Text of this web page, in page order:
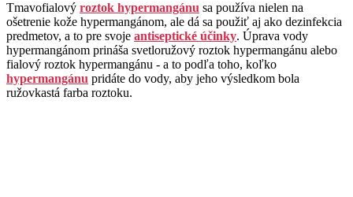
Tmavofialový roztok hypermangánu sa používa nielen na
ošetrenie kože hypermangánom, ale dá sa použiť aj ako dezinfekcia
predmetov, a to pre svoje antiseptické účinky. Úprava vody
hypermangánom prináša svetloružový roztok hypermangánu alebo
fialový roztok hypermangánu - a to podľa toho, koľko
hypermangánu pridáte do vody, aby jeho výsledkom bola
ružovkastá farba roztoku.